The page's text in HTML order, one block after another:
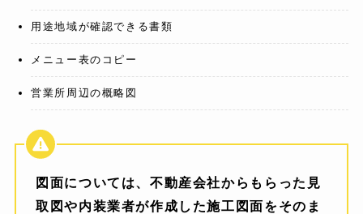
用途地域が確認できる書類
メニュー表のコピー
営業所周辺の概略図
図面については、不動産会社からもらった見
取図や内装業者が作成した施工図面をそのま